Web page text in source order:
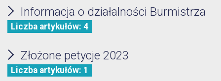
Informacja o działalności Burmistrza
Liczba artykułów: 4
Złożone petycje 2023
Liczba artykułów: 1